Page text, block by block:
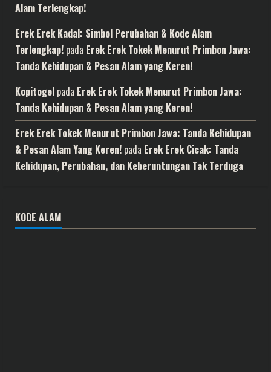
Alam Terlengkap!
Erek Erek Kadal: Simbol Perubahan & Kode Alam
Terlengkap! pada Erek Erek Tokek Menurut Primbon Jawa:
Tanda Kehidupan & Pesan Alam yang Keren!
Kopitogel pada Erek Erek Tokek Menurut Primbon Jawa:
Tanda Kehidupan & Pesan Alam yang Keren!
Erek Erek Tokek Menurut Primbon Jawa: Tanda Kehidupan
& Pesan Alam Yang Keren! pada Erek Erek Cicak: Tanda
Kehidupan, Perubahan, dan Keberuntungan Tak Terduga
KODE ALAM